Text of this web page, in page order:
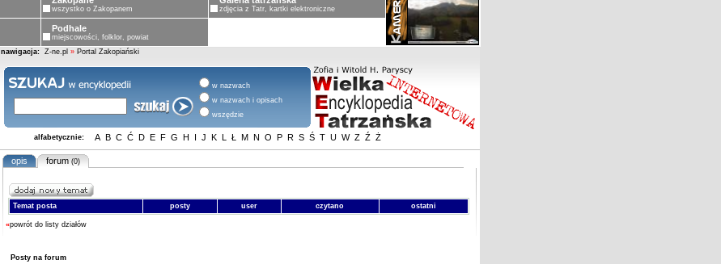
wszystko o Zakopanem zdjęcia z Tatr, kartki elektroniczne
Podhale
miejscowości, folklor, powiat
nawigacja: Z-ne.pl » Portal Zakopiański
w nazwach
w nazwach i opisach
wszędzie
alfabetycznie: A B C Ć D E F G H I J K L Ł M N O P R S Ś T U W Z Ź Ż
opis forum (0)
Temat posta posty user czytano ostatni
«powrót do listy działów
Posty na forum